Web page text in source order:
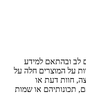
לב ובהתאם למידע
על המוצרים חלה על
חוות דעת או
תכונותיהם או שמות